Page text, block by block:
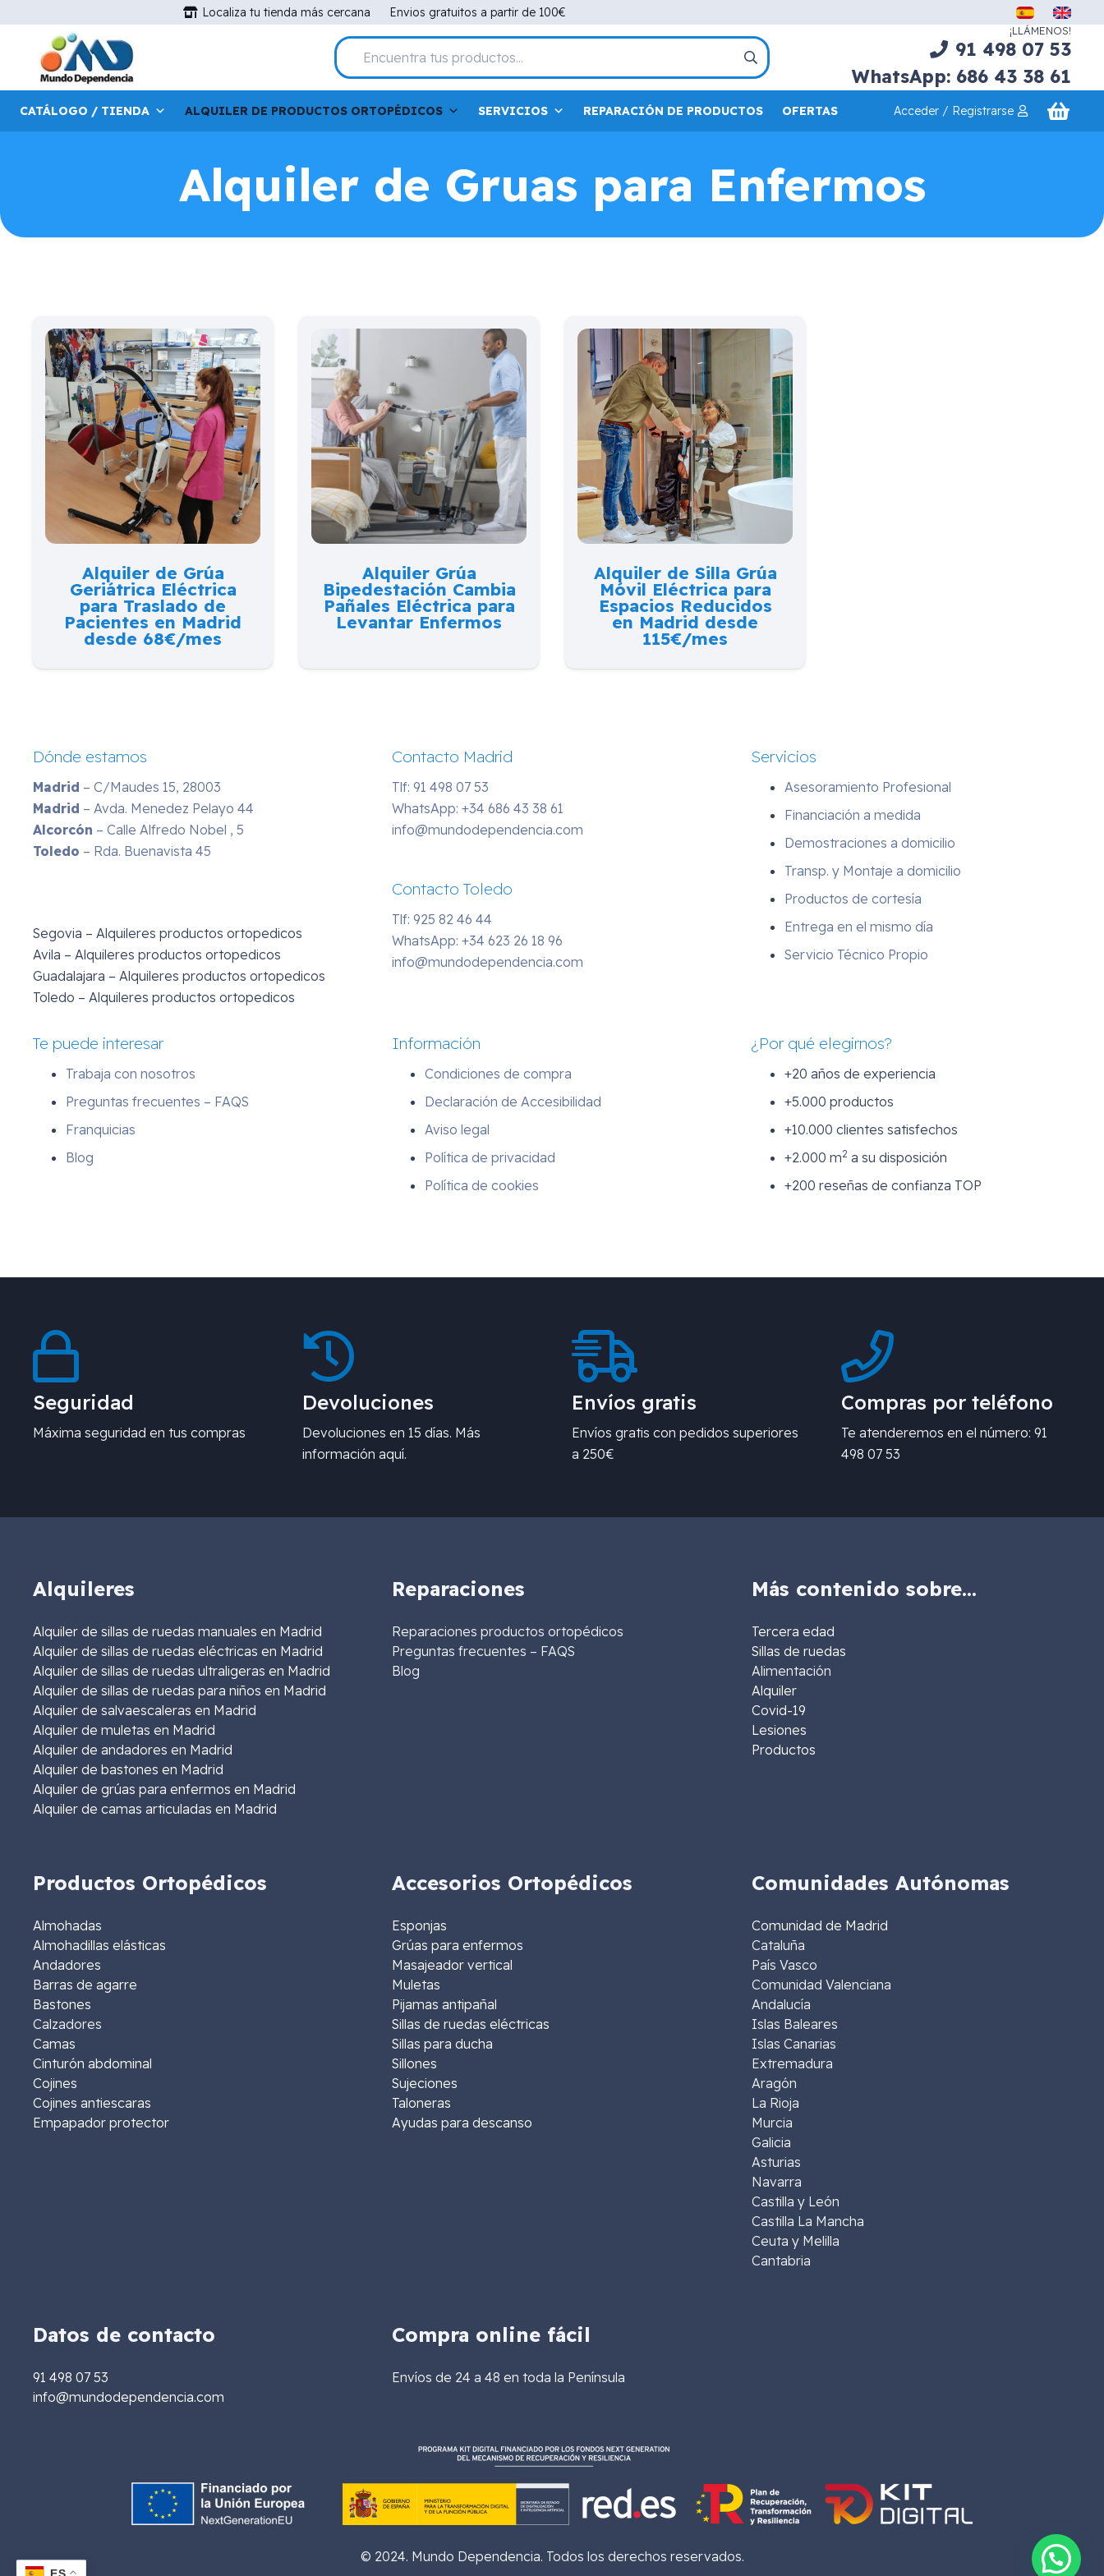
Localiza tu tienda más cercana Envios gratuitos a partir de 100€
¡LLÁMENOS!
91 498 07 53
WhatsApp: 686 43 38 61
CATÁLOGO / TIENDA ALQUILER DE PRODUCTOS ORTOPÉDICOS SERVICIOS REPARACIÓN DE PRODUCTOS OFERTAS Acceder / Registrarse
Alquiler de Gruas para Enfermos
Alquiler de Grúa
Geriátrica Eléctrica
para Traslado de
Pacientes en Madrid
desde 68€/mes
Alquiler Grúa
Bipedestación Cambia
Pañales Eléctrica para
Levantar Enfermos
Alquiler de Silla Grúa
Móvil Eléctrica para
Espacios Reducidos
en Madrid desde
115€/mes
Dónde estamos
Madrid – C/Maudes 15, 28003
Madrid – Avda. Menedez Pelayo 44
Alcorcón – Calle Alfredo Nobel , 5
Toledo – Rda. Buenavista 45
Segovia – Alquileres productos ortopedicos
Avila – Alquileres productos ortopedicos
Guadalajara – Alquileres productos ortopedicos
Toledo – Alquileres productos ortopedicos
Contacto Madrid
Tlf: 91 498 07 53
WhatsApp:+34 686 43 38 61
info@mundodependencia.com
Contacto Toledo
Tlf: 925 82 46 44
WhatsApp:+34 623 26 18 96
info@mundodependencia.com
Servicios
Asesoramiento Profesional
Financiación a medida
Demostraciones a domicilio
Transp. y Montaje a domicilio
Productos de cortesía
Entrega en el mismo día
Servicio Técnico Propio
Te puede interesar
Trabaja con nosotros
Preguntas frecuentes – FAQS
Franquicias
Blog
Información
Condiciones de compra
Declaración de Accesibilidad
Aviso legal
Política de privacidad
Política de cookies
¿Por qué elegirnos?
+20 años de experiencia
+5.000 productos
+10.000 clientes satisfechos
+2.000 m2 a su disposición
+200 reseñas de confianza TOP
Seguridad
Máxima seguridad en tus compras
Devoluciones
Devoluciones en 15 días. Más
información aquí.
Envíos gratis
Envíos gratis con pedidos superiores
a 250€
Compras por teléfono
Te atenderemos en el número: 91
498 07 53
Alquileres
Alquiler de sillas de ruedas manuales en Madrid
Alquiler de sillas de ruedas eléctricas en Madrid
Alquiler de sillas de ruedas ultraligeras en Madrid
Alquiler de sillas de ruedas para niños en Madrid
Alquiler de salvaescaleras en Madrid
Alquiler de muletas en Madrid
Alquiler de andadores en Madrid
Alquiler de bastones en Madrid
Alquiler de grúas para enfermos en Madrid
Alquiler de camas articuladas en Madrid
Reparaciones
Reparaciones productos ortopédicos
Preguntas frecuentes – FAQS
Blog
Más contenido sobre…
Tercera edad
Sillas de ruedas
Alimentación
Alquiler
Covid-19
Lesiones
Productos
Productos Ortopédicos
Almohadas
Almohadillas elásticas
Andadores
Barras de agarre
Bastones
Calzadores
Camas
Cinturón abdominal
Cojines
Cojines antiescaras
Empapador protector
Accesorios Ortopédicos
Esponjas
Grúas para enfermos
Masajeador vertical
Muletas
Pijamas antipañal
Sillas de ruedas eléctricas
Sillas para ducha
Sillones
Sujeciones
Taloneras
Ayudas para descanso
Comunidades Autónomas
Comunidad de Madrid
Cataluña
País Vasco
Comunidad Valenciana
Andalucía
Islas Baleares
Islas Canarias
Extremadura
Aragón
La Rioja
Murcia
Galicia
Asturias
Navarra
Castilla y León
Castilla La Mancha
Ceuta y Melilla
Cantabria
Datos de contacto
91 498 07 53
info@mundodependencia.com
Compra online fácil
Envíos de 24 a 48 en toda la Península
© 2024. Mundo Dependencia. Todos los derechos reservados.
ES